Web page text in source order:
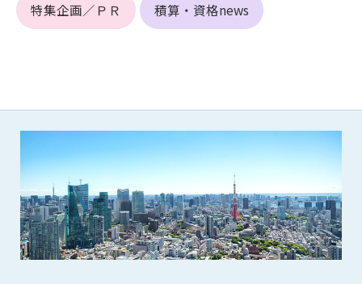
特集企画／ＰＲ 積算・資格news
3. 会員は、IDおよびパスワードの管理不十分、使用上の過誤、
1. 会員は建設資料館WEB上で以下の行為をしないものとしま
す。
(1) 第三者または管理者の著作権、その他知的所有権を侵害す
る行為
(2) 第三者または管理者の財産、プライバシー等を侵害する行
為
(3) 第三者または管理者を誹謗中傷する行為
(4) 有害なコンピュータプログラム等を送信又は書き込む行為
(5) 第三者に不利益を与える行為